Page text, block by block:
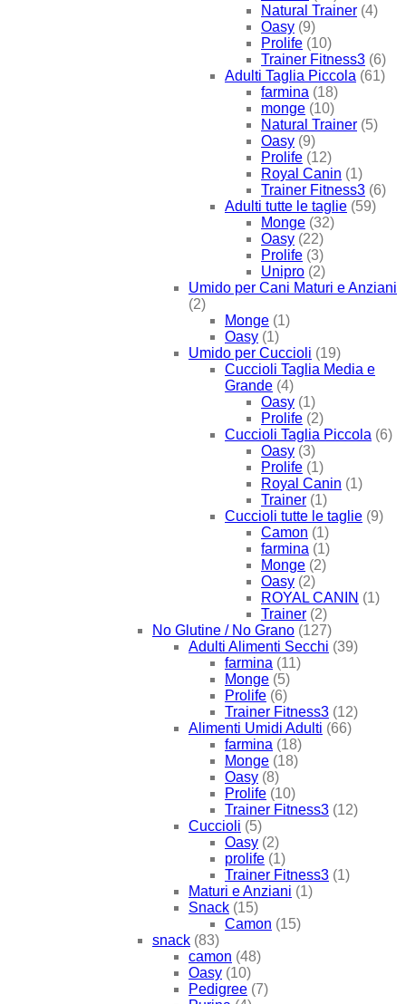
Natural Trainer (4)
Oasy (9)
Prolife (10)
Trainer Fitness3 (6)
Adulti Taglia Piccola (61)
farmina (18)
monge (10)
Natural Trainer (5)
Oasy (9)
Prolife (12)
Royal Canin (1)
Trainer Fitness3 (6)
Adulti tutte le taglie (59)
Monge (32)
Oasy (22)
Prolife (3)
Unipro (2)
Umido per Cani Maturi e Anziani
(2)
Monge (1)
Oasy (1)
Umido per Cuccioli (19)
Cuccioli Taglia Media e
Grande (4)
Oasy (1)
Prolife (2)
Cuccioli Taglia Piccola (6)
Oasy (3)
Prolife (1)
Royal Canin (1)
Trainer (1)
Cuccioli tutte le taglie (9)
Camon (1)
farmina (1)
Monge (2)
Oasy (2)
ROYAL CANIN (1)
Trainer (2)
No Glutine / No Grano (127)
Adulti Alimenti Secchi (39)
farmina (11)
Monge (5)
Prolife (6)
Trainer Fitness3 (12)
Alimenti Umidi Adulti (66)
farmina (18)
Monge (18)
Oasy (8)
Prolife (10)
Trainer Fitness3 (12)
Cuccioli (5)
Oasy (2)
prolife (1)
Trainer Fitness3 (1)
Maturi e Anziani (1)
Snack (15)
Camon (15)
snack (83)
camon (48)
Oasy (10)
Pedigree (7)